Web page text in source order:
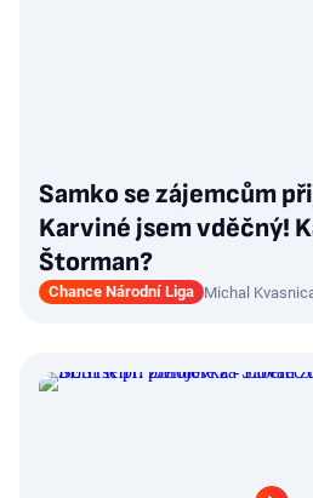
Samko se zájemcům
Karviné jsem vděčný!
Štorman?
Chance Národní Liga Michal